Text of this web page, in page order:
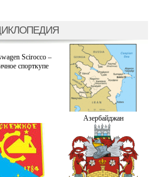
Scirocco –
спорткупе
Азербайджан